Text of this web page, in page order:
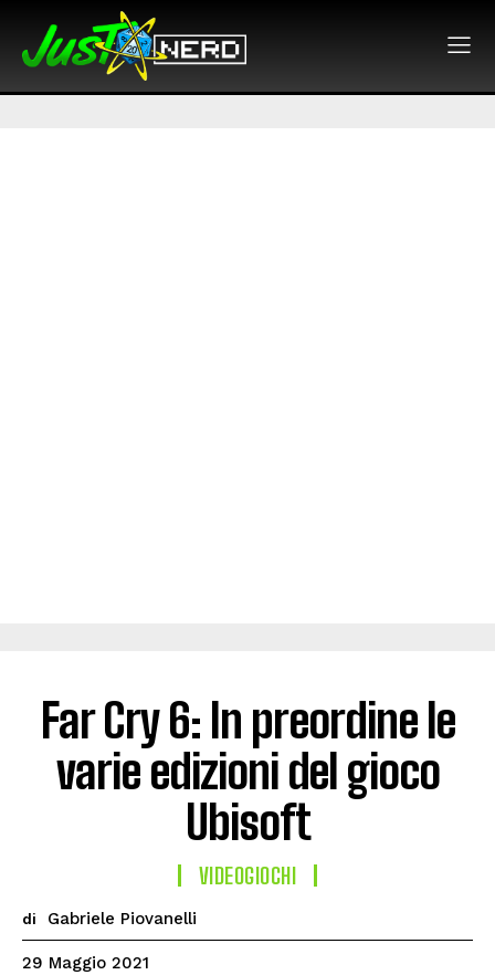
Far Cry 6: In preordine le
varie edizioni del gioco
Ubisoft
VIDEOGIOCHI
di Gabriele Piovanelli
29 Maggio 2021